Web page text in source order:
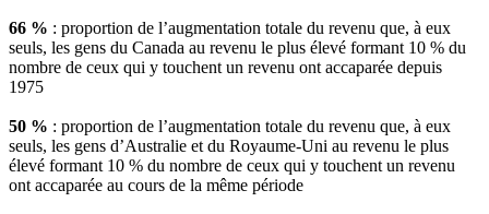
66 % : proportion de l’augmentation totale du revenu que, à eux
seuls, les gens du Canada au revenu le plus élevé formant 10 % du
nombre de ceux qui y touchent un revenu ont accaparée depuis
1975
50 % : proportion de l’augmentation totale du revenu que, à eux
seuls, les gens d’Australie et du Royaume-Uni au revenu le plus
élevé formant 10 % du nombre de ceux qui y touchent un revenu
ont accaparée au cours de la même période